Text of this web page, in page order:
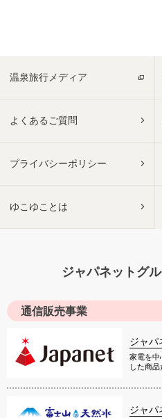
温泉旅行メディア
よくあるご質問
プライバシーポリシー
ゆこゆことは
ジャパネットグ
通信販売事業
ジャパ
家電を中
した商品
ジャパ